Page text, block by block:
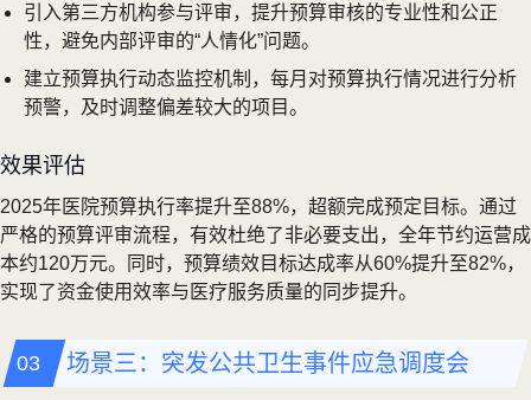
引入第三方机构参与评审，提升预算审核的专业性和公正
性，避免内部评审的“人情化”问题。
建立预算执行动态监控机制，每月对预算执行情况进行分析
预警，及时调整偏差较大的项目。
效果评估
2025年医院预算执行率提升至88%，超额完成预定目标。通过
严格的预算评审流程，有效杜绝了非必要支出，全年节约运营成
本约120万元。同时，预算绩效目标达成率从60%提升至82%，
实现了资金使用效率与医疗服务质量的同步提升。
场景三：突发公共卫生事件应急调度会